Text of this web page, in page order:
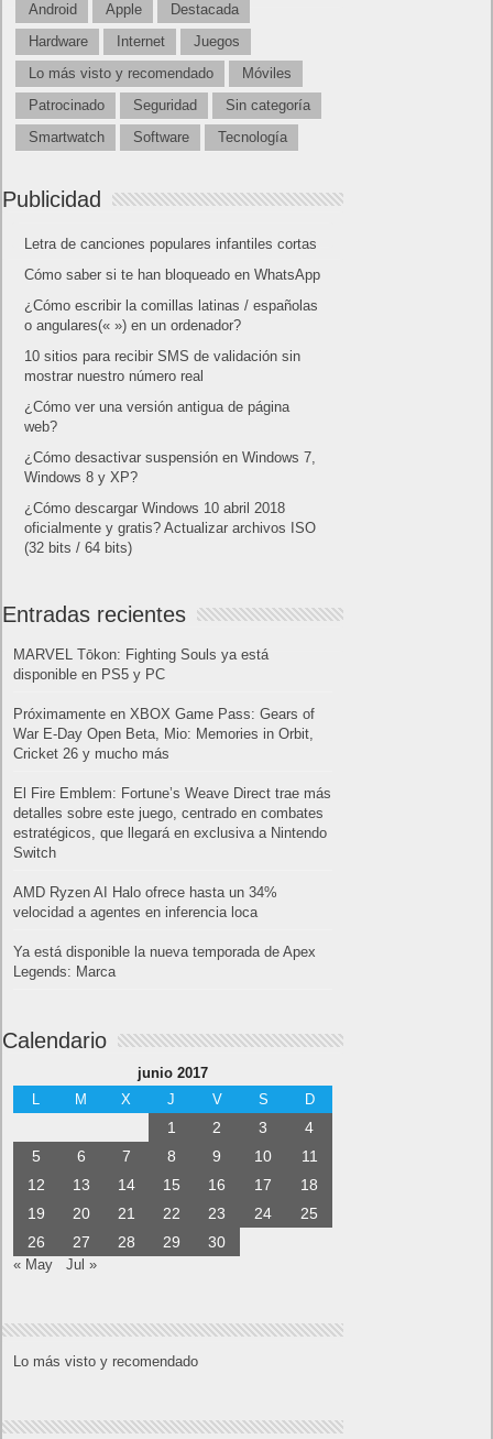
Android Apple
Destacada
Hardware
Internet
Juegos
Lo más visto y recomendado
Móviles
Patrocinado
Seguridad
Sin categoría
Smartwatch
Software Tecnología
Publicidad
Letra de canciones populares infantiles cortas
Cómo saber si te han bloqueado en WhatsApp
¿Cómo escribir la comillas latinas / españolas
o angulares(« ») en un ordenador?
10 sitios para recibir SMS de validación sin
mostrar nuestro número real
¿Cómo ver una versión antigua de página
web?
¿Cómo desactivar suspensión en Windows 7,
Windows 8 y XP?
¿Cómo descargar Windows 10 abril 2018
oficialmente y gratis? Actualizar archivos ISO
(32 bits / 64 bits)
Entradas recientes
MARVEL Tōkon: Fighting Souls ya está
disponible en PS5 y PC
Próximamente en XBOX Game Pass: Gears of
War E-Day Open Beta, Mio: Memories in Orbit,
Cricket 26 y mucho más
El Fire Emblem: Fortune’s Weave Direct trae más
detalles sobre este juego, centrado en combates
estratégicos, que llegará en exclusiva a Nintendo
Switch
AMD Ryzen AI Halo ofrece hasta un 34%
velocidad a agentes en inferencia loca
Ya está disponible la nueva temporada de Apex
Legends: Marca
Calendario
junio 2017
M X J V S D
1 2 3
4
5
6 7 8 9 10
11
12
13 14 15 16 17
18
19
20 21 22 23 24
25
26
27 28 29 30
« May Jul »
Lo más visto y recomendado